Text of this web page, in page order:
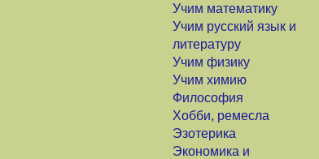
Учим математику
Учим русский язык и
литературу
Учим физику
Учим химию
Философия
Хобби, ремесла
Эзотерика
Экономика и